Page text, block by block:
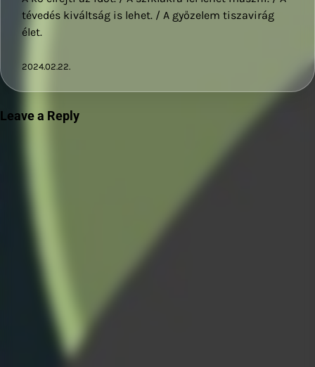
tévedés kiváltság is lehet. / A győzelem tiszavirág
élet.
2024.02.22.
Leave a Reply